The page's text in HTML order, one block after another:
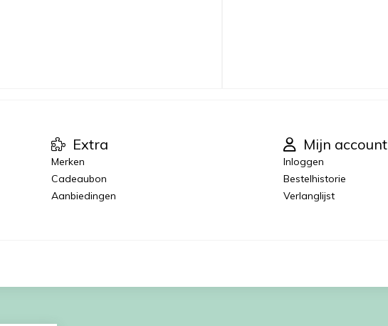
Extra
Merken
Cadeaubon
Aanbiedingen
Mijn account
Inloggen
Bestelhistorie
Verlanglijst